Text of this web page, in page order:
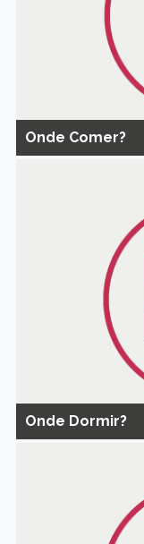
Onde Comer?
Onde Dormir?